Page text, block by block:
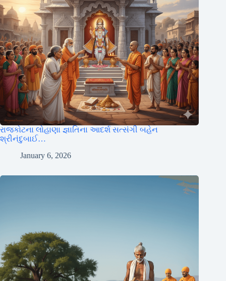
રાજકોટના લોહાણા જ્ઞાતિના આદર્શ સત્સંગી બહેન
શ્રીનંદુબાઈ…
January 6, 2026